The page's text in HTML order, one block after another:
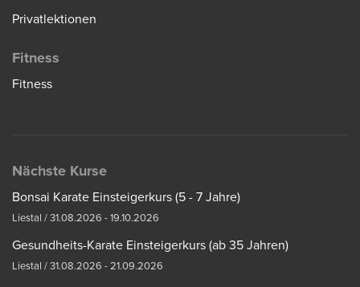
Privatlektionen
Fitness
Fitness
Nächste Kurse
Bonsai Karate Einsteigerkurs (5 - 7 Jahre)
Liestal / 31.08.2026 - 19.10.2026
Gesundheits-Karate Einsteigerkurs (ab 35 Jahren)
Liestal / 31.08.2026 - 21.09.2026